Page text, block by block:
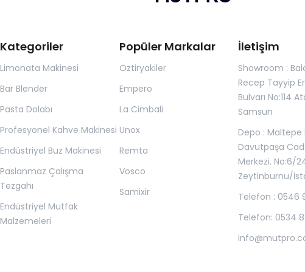
Kategoriler
Limonata Makinesi
Bar Blender
Pasta Dolabı
Profesyonel Kahve Makinesi
Endüstriyel Buz Makinesi
Paslanmaz Çalışma
Tezgahı
Endüstriyel Mutfak
Malzemeleri
Popüler Markalar
Öztiryakiler
Empero
La Cimbali
Unox
Remta
Vosco
Samixir
İletişim
Showroom :
Recep Tayyip
Bulvarı No:114
Samsun
Depo : Maltepe
Davutpaşa
Merkezi. No:6/
Zeytinburnu/
Telefon : 0546
Telefon: 0534